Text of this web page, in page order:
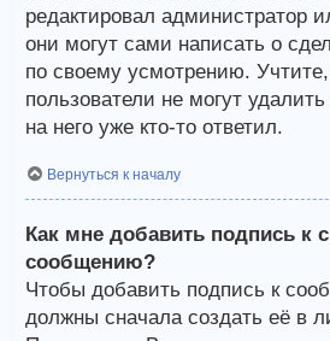
редактировал администратор
они могут сами написать о
по своему усмотрению.
пользователи не могут
на него уже кто-то ответил.
Вернуться к началу
Как мне добавить подпись к
сообщению?
Чтобы добавить подпись к
должны сначала создать её в